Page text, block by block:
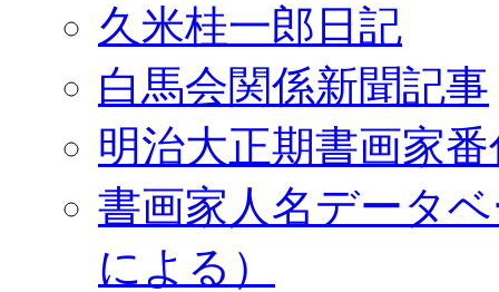
久米桂一郎日記
白馬会関係新聞記事
明治大正期書画家
書画家人名データ
による）